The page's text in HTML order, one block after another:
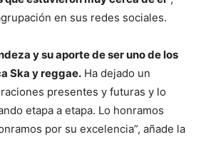
en sus redes sociales.
y su aporte de ser uno de los
Ska y reggae. Ha dejado un
presentes y futuras y lo
etapa a etapa. Lo honramos
por su excelencia”, añade la